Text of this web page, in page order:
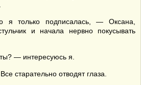
только подписалась, — Оксана,
и начала нервно покусывать
— интересуюсь я.
старательно отводят глаза.